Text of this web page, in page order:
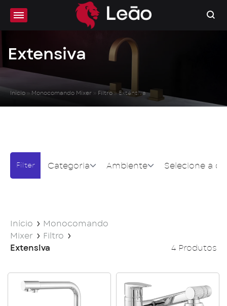
Extensiva
Início » Monocomando Mixer » Filtro »Extensiva
Início
Monocomando
Mixer
Filtro
Extensiva
4 Produtos
Categoria Selecione a
Ambiente